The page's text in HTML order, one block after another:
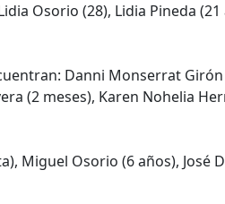
Osorio (28), Lidia Pineda
Danni Monserrat Girón
(2 meses), Karen Nohelia
Miguel Osorio (6 años), José